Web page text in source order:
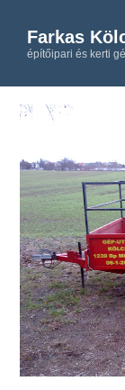
Farkas
építőipari és kerti